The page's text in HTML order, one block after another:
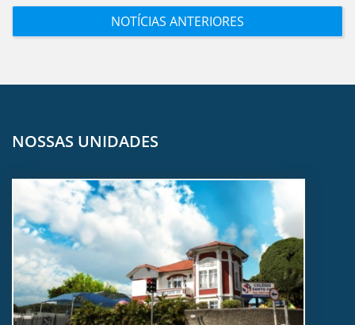
NOTÍCIAS ANTERIORES
NOSSAS UNIDADES